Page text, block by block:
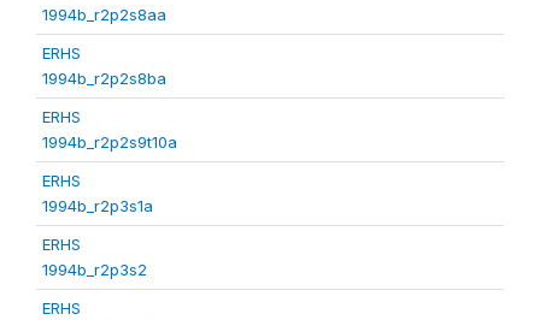
1994b_r2p2s8aa
ERHS
1994b_r2p2s8ba
ERHS
1994b_r2p2s9t10a
ERHS
1994b_r2p3s1a
ERHS
1994b_r2p3s2
ERHS